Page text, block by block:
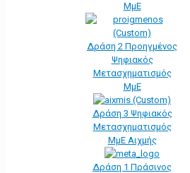
ΜμΕ
Δράση 2 Προηγμένος
Ψηφιακός
Μετασχηματισμός
ΜμΕ
Δράση 3 Ψηφιακός
Μετασχηματισμός
ΜμΕ Αιχμής
Δράση 1 Πράσινος